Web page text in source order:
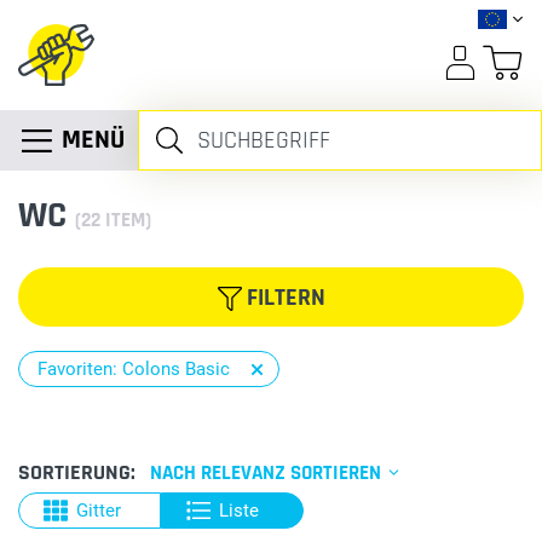
MENÜ
WC (22 ITEM)
FILTERN
Favoriten: Colons Basic
SORTIERUNG: NACH RELEVANZ SORTIEREN
Gitter Liste